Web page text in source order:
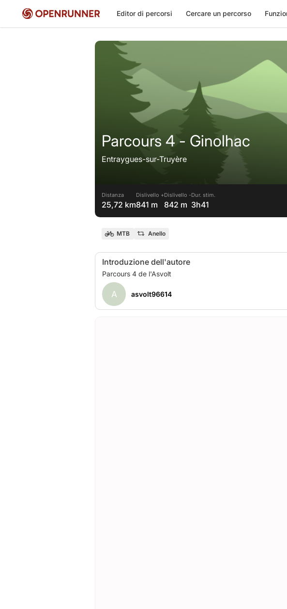
Editor di percorsi Cercare un percorso
Parcours 4 - Ginolhac
Entraygues-sur-Truyère
Distanza
25,72 km
Dislivello +
841 m
Dislivello -
842 m
Dur. stim.
3h41
MTB Anello
Introduzione dell'autore
A asvolt96614